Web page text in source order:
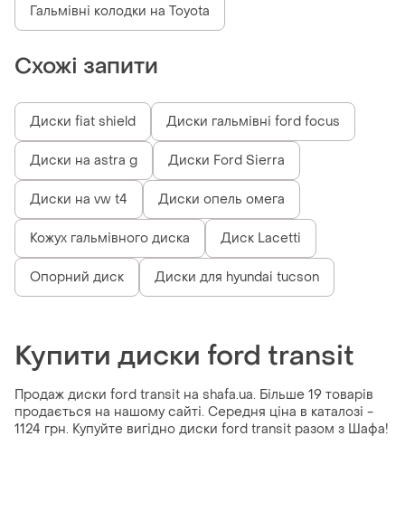
Гальмівні колодки на Toyota
Схожі запити
Диски fiat shield Диски гальмівні ford focus
Диски на astra g Диски Ford Sierra
Диски на vw t4 Диски опель омега
Кожух гальмівного диска Диск Lacetti
Опорний диск Диски для hyundai tucson
Купити диски ford transit
Продаж диски ford transit на shafa.ua. Більше 19 товарів
продається на нашому сайті. Середня ціна в каталозі -
1124 грн. Купуйте вигідно диски ford transit разом з Шафа!